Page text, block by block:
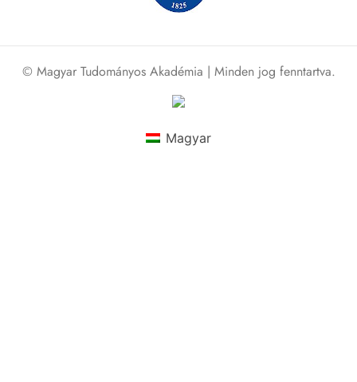
© Magyar Tudományos Akadémia | Minden jog fenntartva.
Magyar